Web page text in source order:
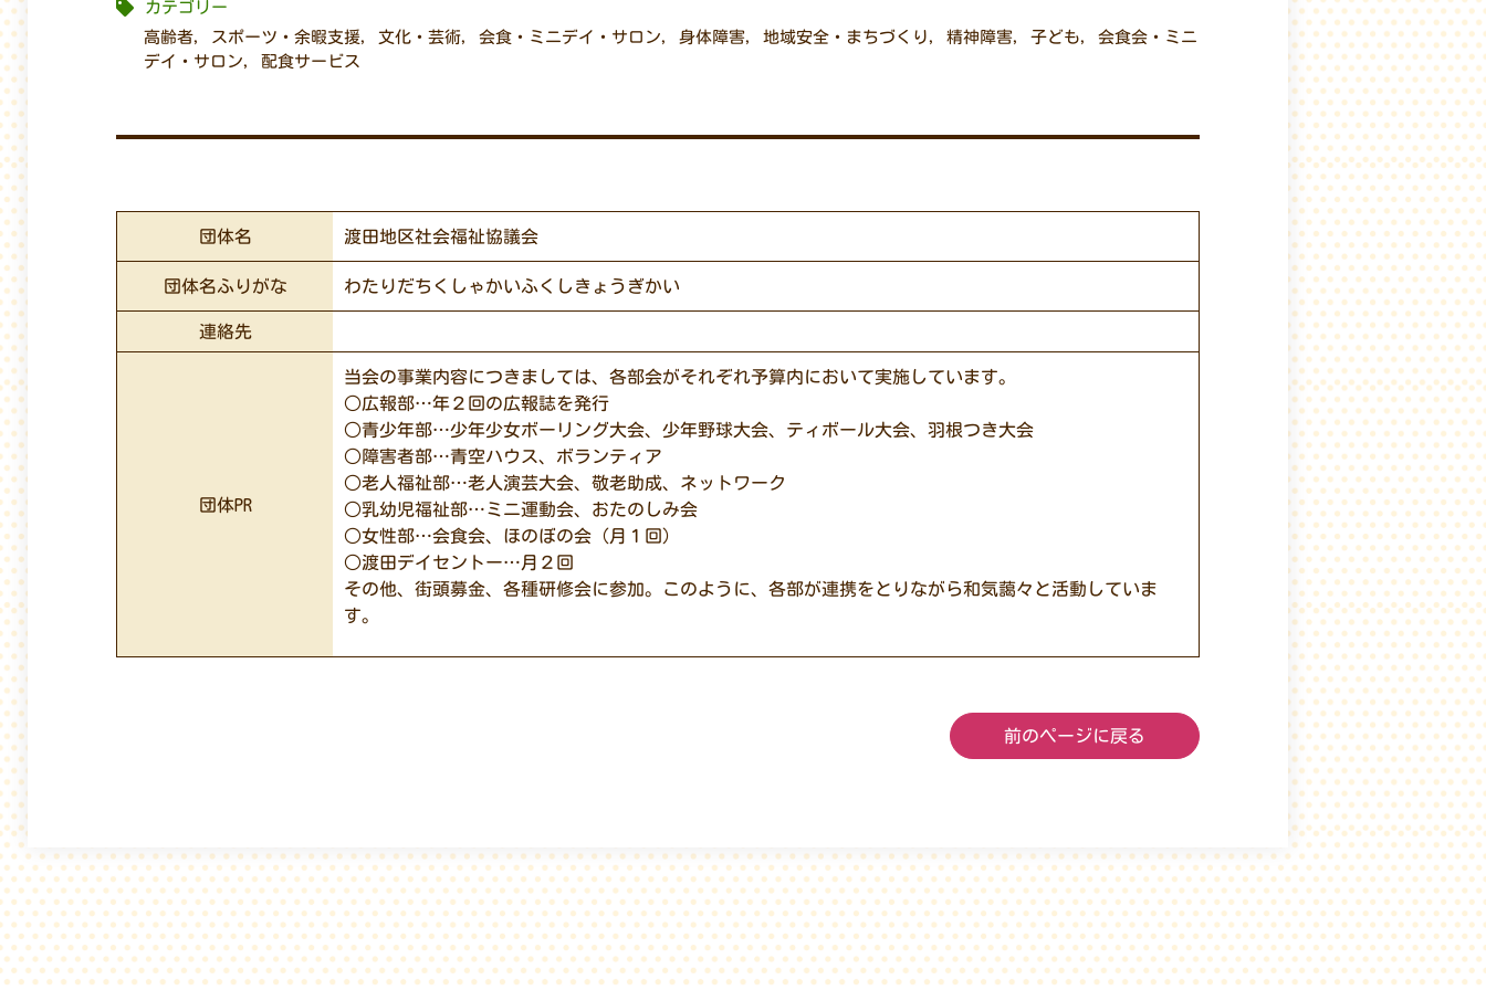
カテゴリー
高齢者, スポーツ・余暇支援, 文化・芸術, 会食・ミニデイ・サロン, 身体障害, 地域安全・まちづくり, 精神障害, 子ども, 会食会・ミニ
デイ・サロン, 配食サービス
団体名 渡田地区社会福祉協議会
団体名ふりがな わたりだちくしゃかいふくしきょうぎかい
連絡先
団体PR
当会の事業内容につきましては、各部会がそれぞれ予算内において実施しています。
○広報部…年２回の広報誌を発行
○青少年部…少年少女ボーリング大会、少年野球大会、ティボール大会、羽根つき大会
○障害者部…青空ハウス、ボランティア
○老人福祉部…老人演芸大会、敬老助成、ネットワーク
○乳幼児福祉部…ミニ運動会、おたのしみ会
○女性部…会食会、ほのぼの会（月１回）
○渡田デイセントー…月２回
その他、街頭募金、各種研修会に参加。このように、各部が連携をとりながら和気藹々と活動していま
す。
前のページに戻る